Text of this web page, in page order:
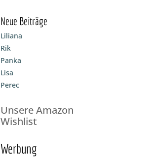
Neue Beiträge
Liliana
Rik
Panka
Lisa
Perec
Unsere Amazon
Wishlist
Werbung